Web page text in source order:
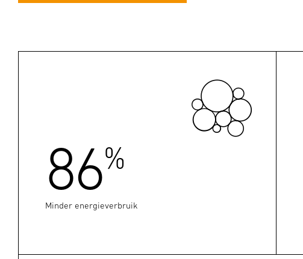
86%
Minder energieverbruik